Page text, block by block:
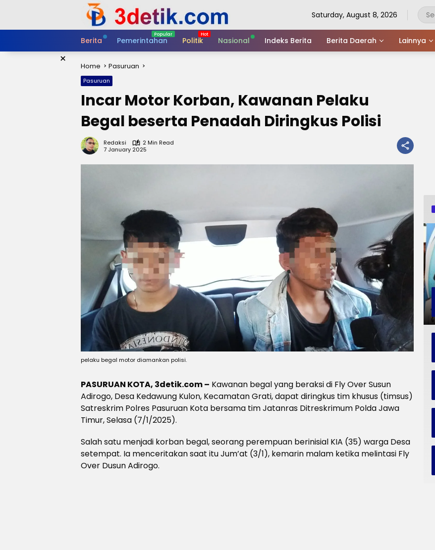
Saturday, August 8, 2026
Berita Pemerintahan Politik Nasional Indeks Berita Berita Daerah Lainnya
× Home Pasuruan
Pasuruan
Incar Motor Korban, Kawanan Pelaku
Begal beserta Penadah Diringkus Polisi
Redaksi
2 Min Read
7 January 2025
pelaku begal motor diamankan polisi.
PASURUAN KOTA, 3detik.com – Kawanan begal yang beraksi di Fly Over Susun
Adirogo, Desa Kedawung Kulon, Kecamatan Grati, dapat diringkus tim khusus (timsus)
Satreskrim Polres Pasuruan Kota bersama tim Jatanras Ditreskrimum Polda Jawa
Timur, Selasa (7/1/2025).
Salah satu menjadi korban begal, seorang perempuan berinisial KIA (35) warga Desa
setempat. Ia menceritakan saat itu Jum’at (3/1), kemarin malam ketika melintasi Fly
Over Dusun Adirogo.